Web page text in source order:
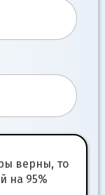
верны, то
на 95%